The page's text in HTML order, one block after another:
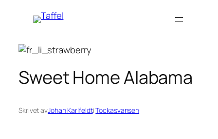
Sweet Home Alabama
Skrivet avJohan KarlfeldtiTockasvansen